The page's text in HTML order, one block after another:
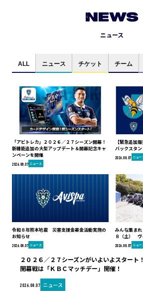
NEWS
ニュース
ALL ニュース チケット チーム
「アビトレカ」２０２６／２７シーズン開幕！
新機能追加の大型アップデート＆開幕記念キャ
ンペーンを開催
2026.08.07 ニュース
【緊急追加
バックスタ
2026.08.07 ニュー
令和８年熊本地震 災害支援金募金活動実施の
お知らせ
2026.08.07 ニュース
みんな集ま
８（土） ヴ
2026.08.07 ニュー
2026.08.07 ニュース
２０２６／２７シーズンがいよいよスタート
開幕戦は「ＫＢＣマッチデー」開催！